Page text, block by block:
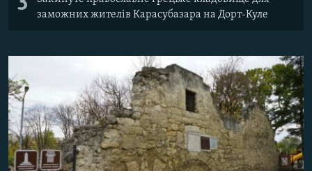
заможних жителів Карасубазара на Дорт-Куле